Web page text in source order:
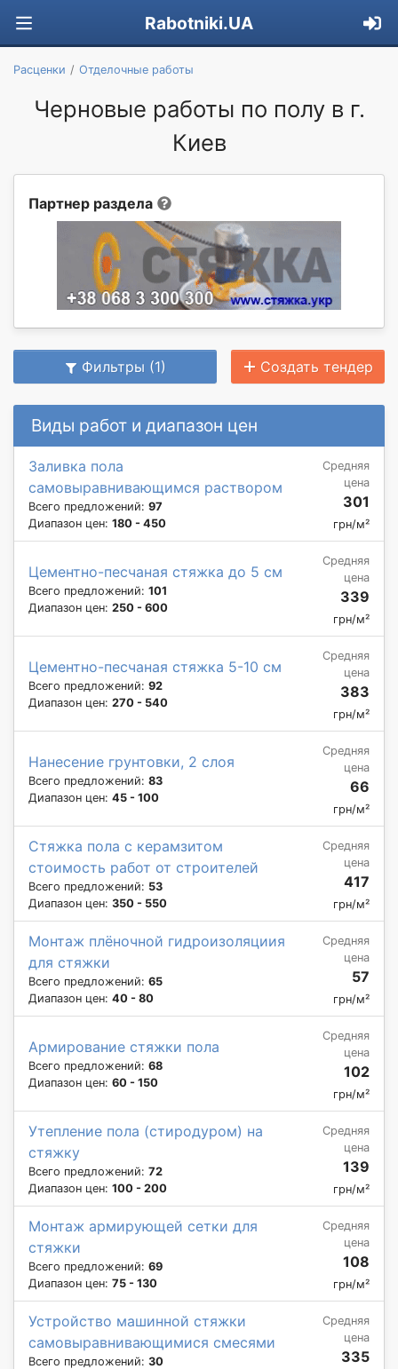
Rabotniki.UA
Расценки Отделочные работы
Черновые работы по полу в г.
Киев
Партнер раздела
Фильтры (1) Создать тендер
Виды работ и диапазон цен
Заливка пола
самовыравнивающимся раствором
Всего предложений: 97
Диапазон цен: 180 - 450
Средняя
цена
301
грн/м²
Цементно-песчаная стяжка до 5 см
Всего предложений: 101
Диапазон цен: 250 - 600
Средняя
цена
339
грн/м²
Цементно-песчаная стяжка 5-10 см
Всего предложений: 92
Диапазон цен: 270 - 540
Средняя
цена
383
грн/м²
Нанесение грунтовки, 2 слоя
Всего предложений: 83
Диапазон цен: 45 - 100
Средняя
цена
66
грн/м²
Стяжка пола с керамзитом
стоимость работ от строителей
Всего предложений: 53
Диапазон цен: 350 - 550
Средняя
цена
417
грн/м²
Монтаж плёночной гидроизоляциия
для стяжки
Всего предложений: 65
Диапазон цен: 40 - 80
Средняя
цена
57
грн/м²
Армирование стяжки пола
Всего предложений: 68
Диапазон цен: 60 - 150
Средняя
цена
102
грн/м²
Утепление пола (стиродуром) на
стяжку
Всего предложений: 72
Диапазон цен: 100 - 200
Средняя
цена
139
грн/м²
Монтаж армирующей сетки для
стяжки
Всего предложений: 69
Диапазон цен: 75 - 130
Средняя
цена
108
грн/м²
Устройство машинной стяжки
самовыравнивающимися смесями
Всего предложений: 30
Средняя
цена
335